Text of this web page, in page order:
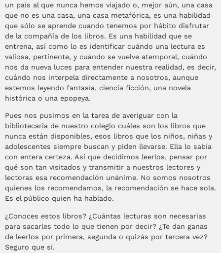
un país al que nunca hemos viajado o, mejor aún, una casa
que no es una casa, una casa metafórica, es una habilidad
que sólo se aprende cuando tenemos por hábito disfrutar
de la compañía de los libros. Es una habilidad que se
entrena, así como lo es identificar cuándo una lectura es
valiosa, pertinente, y cuándo se vuelve atemporal, cuándo
nos da nueva luces para entender nuestra realidad, es decir,
cuándo nos interpela directamente a nosotros, aunque
estemos leyendo fantasía, ciencia ficción, una novela
histórica o una epopeya.
Pues nos pusimos en la tarea de averiguar con la
bibliotecaria de nuestro colegio cuáles son los libros que
nunca están disponibles, esos libros que los niños, niñas y
adolescentes siempre buscan y piden llevarse. Ella lo sabía
con entera certeza. Así que decidimos leerlos, pensar por
qué son tan visitados y transmitir a nuestros lectores y
lectoras esa recomendación unánime. No somos nosotros
quienes los recomendamos, la recomendación se hace sola.
Es el público quien ha hablado.
¿Conoces estos libros? ¿Cuántas lecturas son necesarias
para sacarles todo lo que tienen por decir? ¿Te dan ganas
de leerlos por primera, segunda o quizás por tercera vez?
Seguro que sí.